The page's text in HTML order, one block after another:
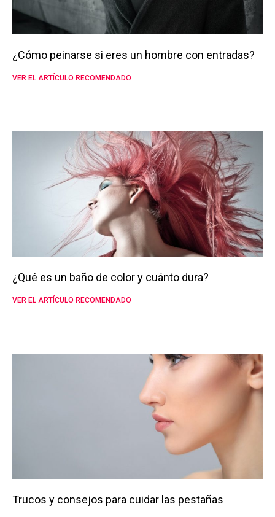
¿Cómo peinarse si eres un hombre con entradas?
VER EL ARTÍCULO RECOMENDADO
¿Qué es un baño de color y cuánto dura?
VER EL ARTÍCULO RECOMENDADO
Trucos y consejos para cuidar las pestañas